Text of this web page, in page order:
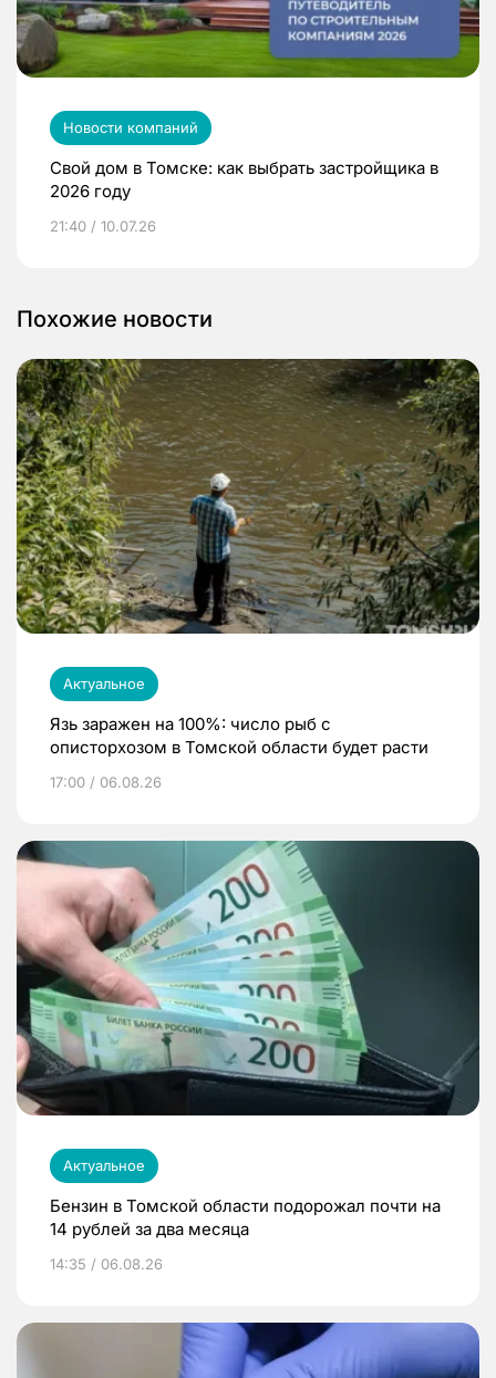
Новости компаний
Свой дом в Томске: как выбрать застройщика в
2026 году
21:40 / 10.07.26
Похожие новости
Актуальное
Язь заражен на 100%: число рыб с
описторхозом в Томской области будет расти
17:00 / 06.08.26
Актуальное
Бензин в Томской области подорожал почти на
14 рублей за два месяца
14:35 / 06.08.26